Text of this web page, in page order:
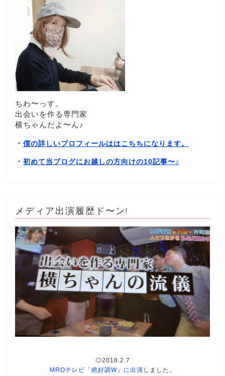
ちわ〜っす。
出会いを作る専門家
横ちゃんだよ〜ん♪
・ 僕の詳しいプロフィールははこちちになります。
・ 初めて当ブログにお越しの方向けの10記事〜♪
メディア出演履歴ド〜ン!
◎2018.2.7
MROテレビ「絶好調W」に出演 しました。